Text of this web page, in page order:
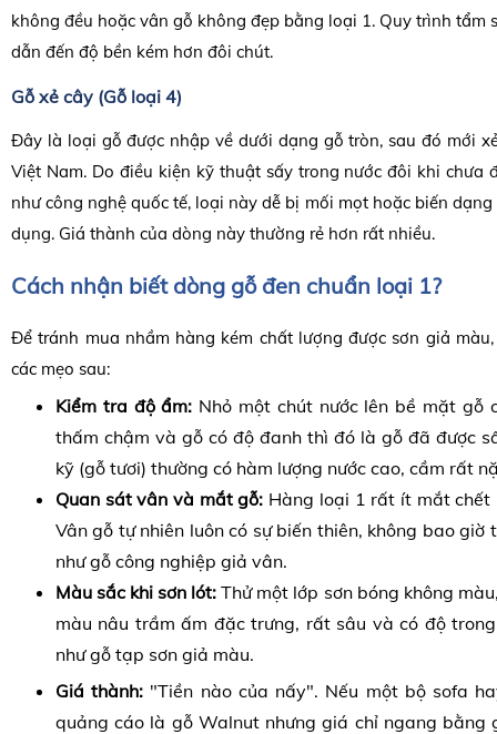
không đều hoặc vân gỗ không đẹp bằng loại 1. Quy trình tẩm
dẫn đến độ bền kém hơn đôi chút.
Gỗ xẻ cây (Gỗ loại 4)
Đây là loại gỗ được nhập về dưới dạng gỗ tròn, sau đó mới
Việt Nam. Do điều kiện kỹ thuật sấy trong nước đôi khi chưa
như công nghệ quốc tế, loại này dễ bị mối mọt hoặc biến
dụng. Giá thành của dòng này thường rẻ hơn rất nhiều.
Cách nhận biết dòng gỗ đen chuẩn loại 1?
Để tránh mua nhầm hàng kém chất lượng được sơn giả
các mẹo sau:
Kiểm tra độ ẩm: Nhỏ một chút nước lên bề mặt gỗ
thấm chậm và gỗ có độ đanh thì đó là gỗ đã được
kỹ (gỗ tươi) thường có hàm lượng nước cao, cầm rất
Quan sát vân và mắt gỗ: Hàng loại 1 rất ít mắt chết
Vân gỗ tự nhiên luôn có sự biến thiên, không bao giờ
như gỗ công nghiệp giả vân.
Màu sắc khi sơn lót: Thử một lớp sơn bóng không
màu nâu trầm ấm đặc trưng, rất sâu và có độ
như gỗ tạp sơn giả màu.
Giá thành: "Tiền nào của nấy". Nếu một bộ sofa
quảng cáo là gỗ Walnut nhưng giá chỉ ngang bằng